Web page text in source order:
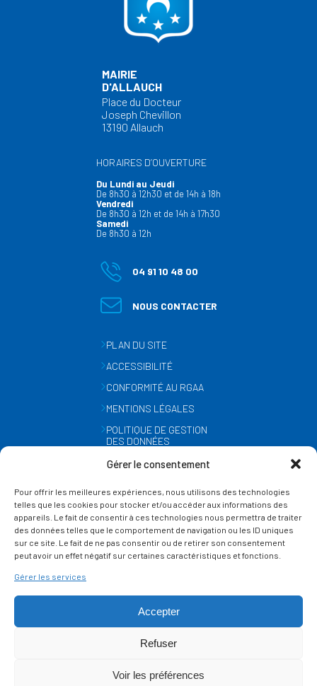
Gérer le consentement
Pour offrir les meilleures expériences, nous utilisons des technologies
telles que les cookies pour stocker et/ou accéder aux informations des
appareils. Le fait de consentir à ces technologies nous permettra de traiter
des données telles que le comportement de navigation ou les ID uniques
sur ce site. Le fait de ne pas consentir ou de retirer son consentement
peut avoir un effet négatif sur certaines caractéristiques et fonctions.
Gérer les services
Accepter
Refuser
Voir les préférences
MAIRIE
D'ALLAUCH
Place du Docteur
Joseph Chevillon
13190 Allauch
HORAIRES D’OUVERTURE
Du Lundi au Jeudi
De 8h30 à 12h30 et de 14h à 18h
Vendredi
De 8h30 à 12h et de 14h à 17h30
Samedi
De 8h30 à 12h
04 91 10 48 00
NOUS CONTACTER
PLAN DU SITE
ACCESSIBILITÉ
CONFORMITÉ AU RGAA
MENTIONS LÉGALES
POLITIQUE DE GESTION
DES DONNÉES
GESTION DES COOKIES
SUIVEZ-NOUS
SUR LES RÉSEAUX
Ce site est protégé par reCAPTCHA et lapolitique de vie privée
service Google s'appliquent.